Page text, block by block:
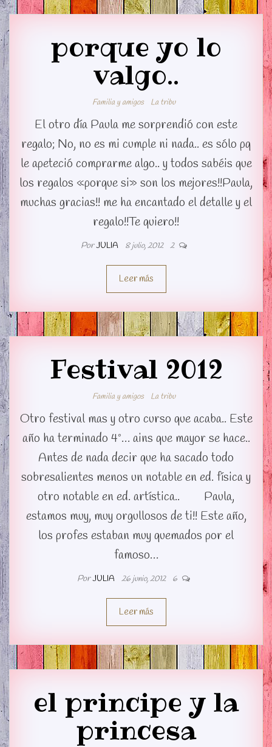
porque yo lo
valgo..
Familia y amigos La tribu
El otro día Paula me sorprendió con este
regalo; No, no es mi cumple ni nada.. es sólo pq
le apeteció comprarme algo.. y todos sabéis que
los regalos «porque si» son los mejores!!Paula,
muchas gracias!! me ha encantado el detalle y el
regalo!!Te quiero!!
PorJULIA 8 julio, 2012 2
Leer más
Festival 2012
Familia y amigos La tribu
Otro festival mas y otro curso que acaba.. Este
año ha terminado 4º… ains que mayor se hace..
Antes de nada decir que ha sacado todo
sobresalientes menos un notable en ed. física y
otro notable en ed. artística.. Paula,
estamos muy, muy orgullosos de ti!! Este año,
los profes estaban muy quemados por el
famoso…
PorJULIA 26 junio, 2012 6
Leer más
el principe y la
princesa